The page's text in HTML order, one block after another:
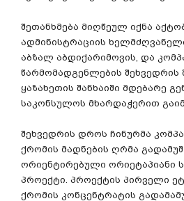
შეთანხმება მიღწეულ იქნა
ადმინისტრაციის
აბზალ აბდიქარიმოვის, და
წარმომადგენლების
ყაზახეთის შანხაიში მდებარე
საკონსულოს მხარდაჭერით
შეხვედრის დროს ჩინურმა
ქრომის მადნების ღრმა
ორიენტირებული ორიეტაპიანი
პროექტი. პროექტის პირველი
ქრომის კონცენტრატის